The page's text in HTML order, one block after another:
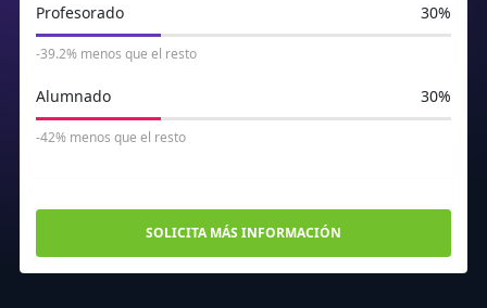
Profesorado 30%
-39.2% menos que el resto
Alumnado 30%
-42% menos que el resto
SOLICITA MÁS INFORMACIÓN